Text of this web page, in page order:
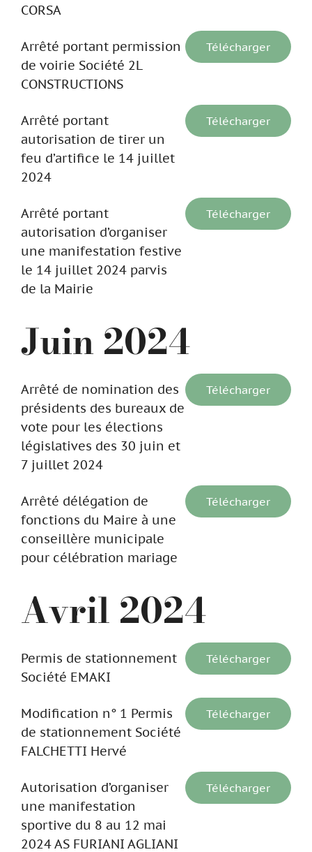
CORSA
Arrêté portant permission
de voirie Société 2L
CONSTRUCTIONS
Télécharger
Arrêté portant
autorisation de tirer un
feu d’artifice le 14 juillet
2024
Télécharger
Arrêté portant
autorisation d’organiser
une manifestation festive
le 14 juillet 2024 parvis
de la Mairie
Télécharger
Juin 2024
Arrêté de nomination des
présidents des bureaux de
vote pour les élections
législatives des 30 juin et
7 juillet 2024
Télécharger
Arrêté délégation de
fonctions du Maire à une
conseillère municipale
pour célébration mariage
Télécharger
Avril 2024
Permis de stationnement
Société EMAKI
Télécharger
Modification n° 1 Permis
de stationnement Société
FALCHETTI Hervé
Télécharger
Autorisation d’organiser
une manifestation
sportive du 8 au 12 mai
2024 AS FURIANI AGLIANI
Télécharger